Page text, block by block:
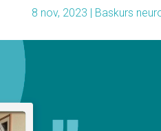
8 nov, 2023 | Baskurs